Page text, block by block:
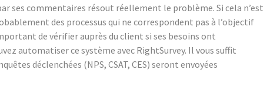
ses commentaires résout réellement le problème. Si cela n’est
des processus qui ne correspondent pas à l’objectif
de vérifier auprès du client si ses besoins ont
automatiser ce système avec RightSurvey. Il vous suffit
déclenchées (NPS, CSAT, CES) seront envoyées